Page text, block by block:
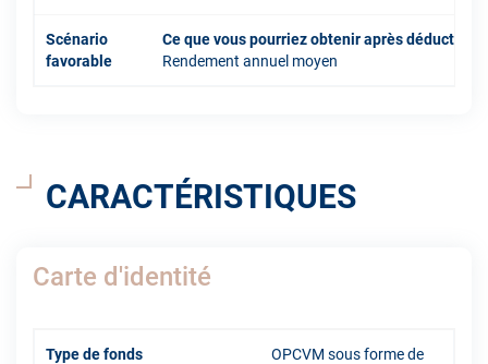
Scénario
favorable
Ce que vous pourriez obtenir après déduction
Rendement annuel moyen
CARACTÉRISTIQUES
Carte d'identité
Type de fonds
OPCVM sous forme de